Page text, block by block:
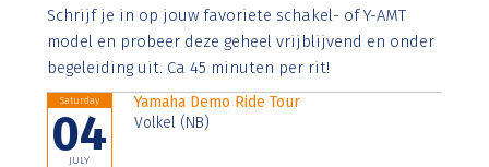
Aenean faucibus nibh et justo cursus id rutrum lorem
imperdiet. Nunc ut sem vitae risus tristique posuere.
Schrijf je in op jouw favoriete schakel- of Y-AMT
model en probeer deze geheel vrijblijvend en onder
begeleiding uit. Ca 45 minuten per rit!
Saturday
04
JULY
Yamaha Demo Ride Tour
Volkel (NB)